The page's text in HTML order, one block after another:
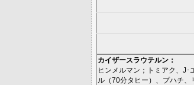
カイザースラウテルン ：
ヒンメルマン ； トミアク J･
ル （70分タヒー ）、 プハチ